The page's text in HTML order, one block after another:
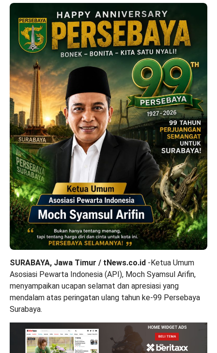
SURABAYA, Jawa Timur / tNews.co.id -Ketua Umum
Asosiasi Pewarta Indonesia (API), Moch Syamsul Arifin,
menyampaikan ucapan selamat dan apresiasi yang
mendalam atas peringatan ulang tahun ke‑99 Persebaya
Surabaya.